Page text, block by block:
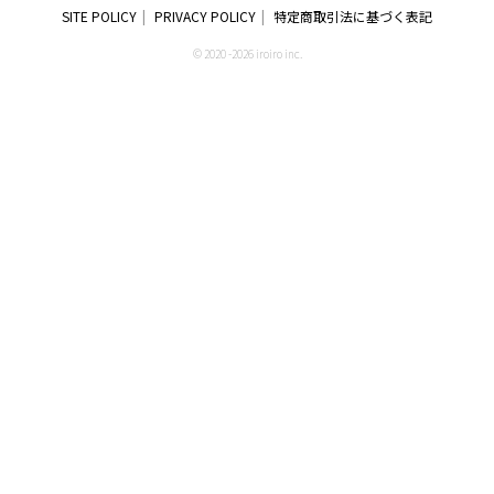
SITE POLICY PRIVACY POLICY 特定商取引法に基づく表記
© 2020 -2026 iroiro inc.